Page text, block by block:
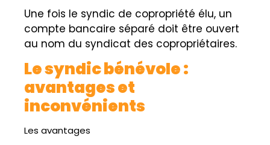
Une fois le syndic de copropriété élu, un
compte bancaire séparé doit être ouvert
au nom du syndicat des copropriétaires.
Le syndic bénévole :
avantages et
inconvénients
Les avantages